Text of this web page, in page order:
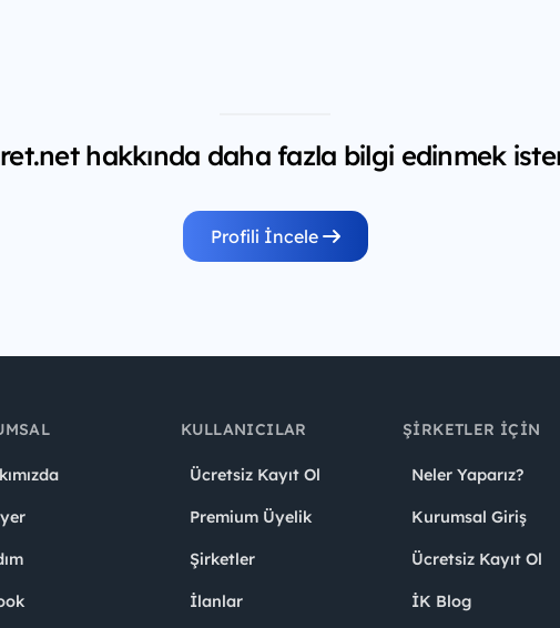
hakkında daha fazla bilgi edinmek
Profili İncele
KULLANICILAR
Ücretsiz Kayıt Ol
Premium Üyelik
Şirketler
İlanlar
ŞIRKETLER İÇIN
Neler Yaparız?
Kurumsal Giriş
Ücretsiz Kayıt Ol
İK Blog